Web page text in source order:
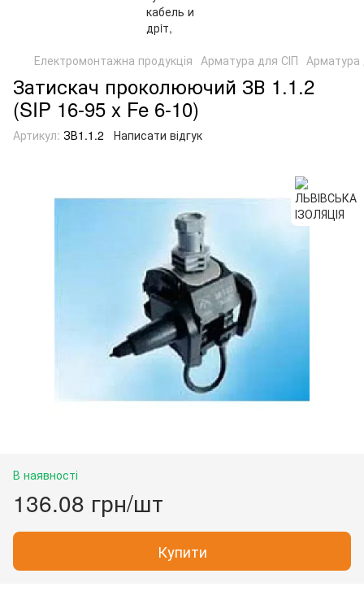
Електромонтажна продукція Арматура для СІП Арматура
Затискач проколюючий ЗВ 1.1.2
(SIP 16-95 x Fe 6-10)
Артикул: ЗВ1.1.2 Написати відгук
В наявності
136.08 грн/шт
Купити